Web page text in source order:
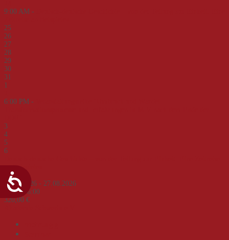
9:00 AM -
25
26
27
28
29
30
31
1
6:00 PM -
3
4
5
6
an Beispielen
24 Aug.
24.08.2026 - 27.08.2026
9:00 - 16:00
320,00 €